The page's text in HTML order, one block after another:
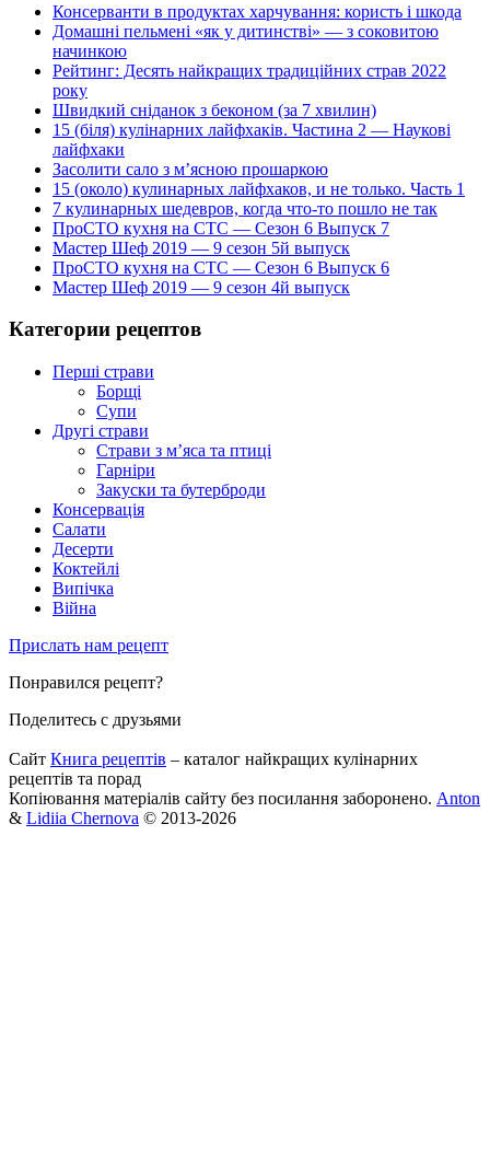
Консерванти в продуктах харчування: користь і шкода
Домашні пельмені «як у дитинстві» — з соковитою
начинкою
Рейтинг: Десять найкращих традиційних страв 2022
року
Швидкий сніданок з беконом (за 7 хвилин)
15 (біля) кулінарних лайфхаків. Частина 2 — Наукові
лайфхаки
Засолити сало з м’ясною прошаркою
15 (около) кулинарных лайфхаков, и не только. Часть 1
7 кулинарных шедевров, когда что-то пошло не так
ПроСТО кухня на СТС — Сезон 6 Выпуск 7
Мастер Шеф 2019 — 9 сезон 5й выпуск
ПроСТО кухня на СТС — Сезон 6 Выпуск 6
Мастер Шеф 2019 — 9 сезон 4й выпуск
Категории рецептов
Перші страви
Борщі
Супи
Другі страви
Страви з м’яса та птиці
Гарніри
Закуски та бутерброди
Консервація
Салати
Десерти
Коктейлі
Випічка
Війна
Прислать нам рецепт
Понравился рецепт?
Поделитесь с друзьями
Сайт Книга рецептів – каталог найкращих кулінарних
рецептів та порад
Копіювання матеріалів сайту без посилання заборонено. Anton
& Lidiia Chernova © 2013-2026